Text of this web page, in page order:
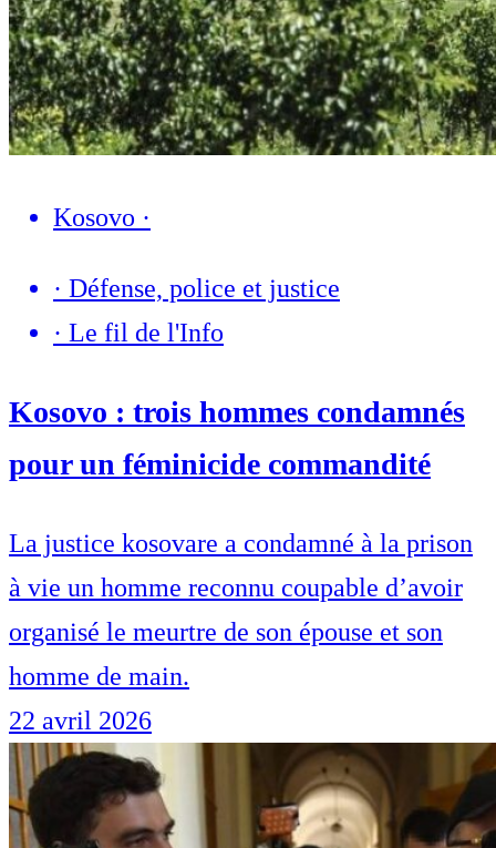
Kosovo ·
· Défense, police et justice
· Le fil de l'Info
Kosovo : trois hommes condamnés
pour un féminicide commandité
La justice kosovare a condamné à la prison
à vie un homme reconnu coupable d’avoir
organisé le meurtre de son épouse et son
homme de main.
22 avril 2026